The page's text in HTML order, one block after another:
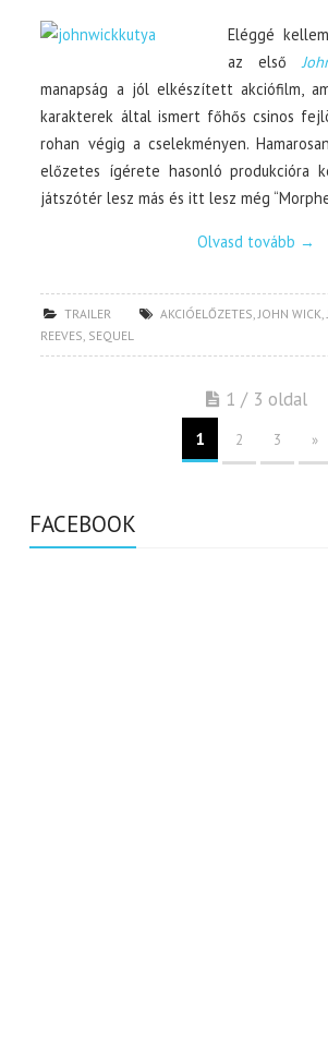
Eléggé
az első
manapság a jól elkészített akciófilm,
karakterek által ismert főhős csinos
rohan végig a cselekményen.
előzetes ígérete hasonló produkcióra
játszótér lesz más és itt lesz még
Olvasd tovább →
TRAILER AKCIÓELŐZETES,JOHN WICK,
REEVES, SEQUEL
1 / 3 oldal
1 2 3 »
FACEBOOK